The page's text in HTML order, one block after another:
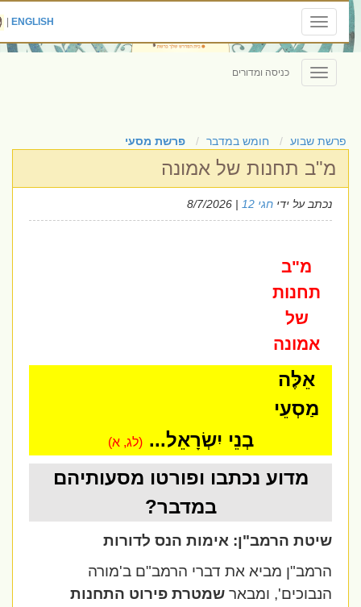
Toggle
navigation
ENGLISH
|
Toggle
navigation
כניסה ומדורים
פרשת שבוע חומש במדבר פרשת מסעי
מ"ב תחנות של אמונה
נכתב על ידיחגי 12 | 8/7/2026
מ"ב
תחנות
של
אמונה
אֵלֶּה
מַסְעֵי
בְנֵי יִשְׂרָאֵל... (לג, א)
מדוע נכתבו ופורטו מסעותיהם
במדבר?
שיטת הרמב"ן: אימות הנס לדורות
הרמב"ן מביא את דברי הרמב"ם ב'מורה
הנבוכים', ומבארשמטרת פירוט התחנות